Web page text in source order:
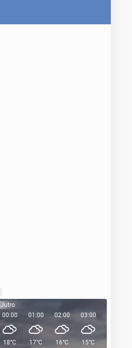
Jutro
00:00
18°C
01:00
17°C
02:00
16°C
03:00
15°C